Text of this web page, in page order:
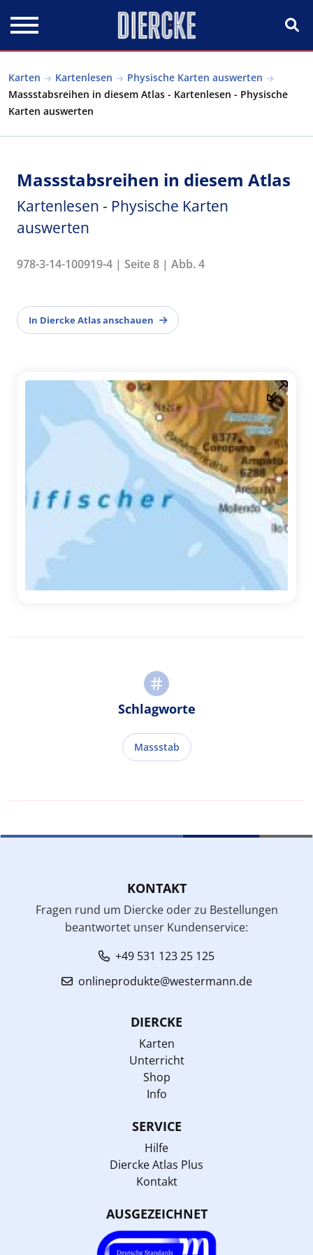
Karten Kartenlesen
Physische Karten auswerten
Massstabsreihen in diesem Atlas - Kartenlesen - Physische
Karten auswerten
Massstabsreihen in diesem Atlas
Kartenlesen - Physische Karten
auswerten
978-3-14-100919-4 | Seite 8 | Abb. 4
In Diercke Atlas anschauen
Schlagworte
Massstab
KONTAKT
Fragen rund um Diercke oder zu Bestellungen
beantwortet unser Kundenservice:
+49 531 123 25 125
onlineprodukte@westermann.de
DIERCKE
Karten
Unterricht
Shop
Info
SERVICE
Hilfe
Diercke Atlas Plus
Kontakt
AUSGEZEICHNET